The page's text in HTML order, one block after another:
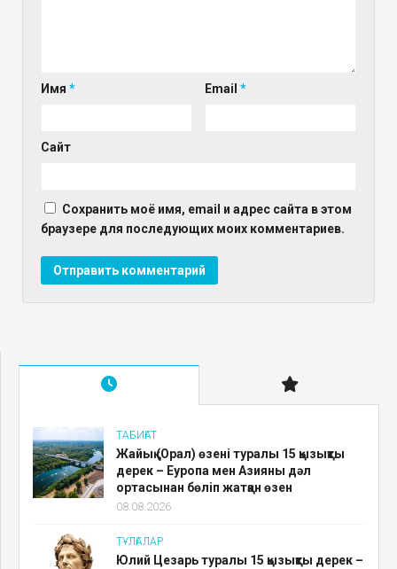
Имя * Email*
Сайт
Сохранить моё имя, email и адрес сайта в этом
браузере для последующих моих комментариев.
ТАБИҒАТ
Жайық (Орал) өзені туралы 15 қызықты
дерек – Еуропа мен Азияны дәл
ортасынан бөліп жатқан өзен
08.08.2026
ТҰЛҒАЛАР
Юлий Цезарь туралы 15 қызықты дерек –